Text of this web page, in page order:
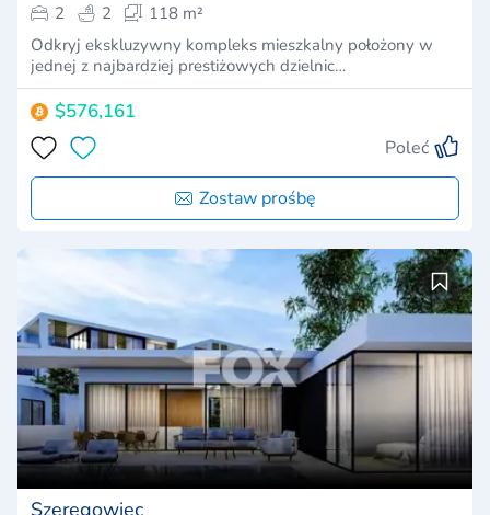
2
2
118 m²
Odkryj ekskluzywny kompleks mieszkalny położony w
jednej z najbardziej prestiżowych dzielnic…
$576,161
Poleć
Zostaw prośbę
Szeregowiec